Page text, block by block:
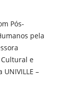
Pós-
pela
e
–